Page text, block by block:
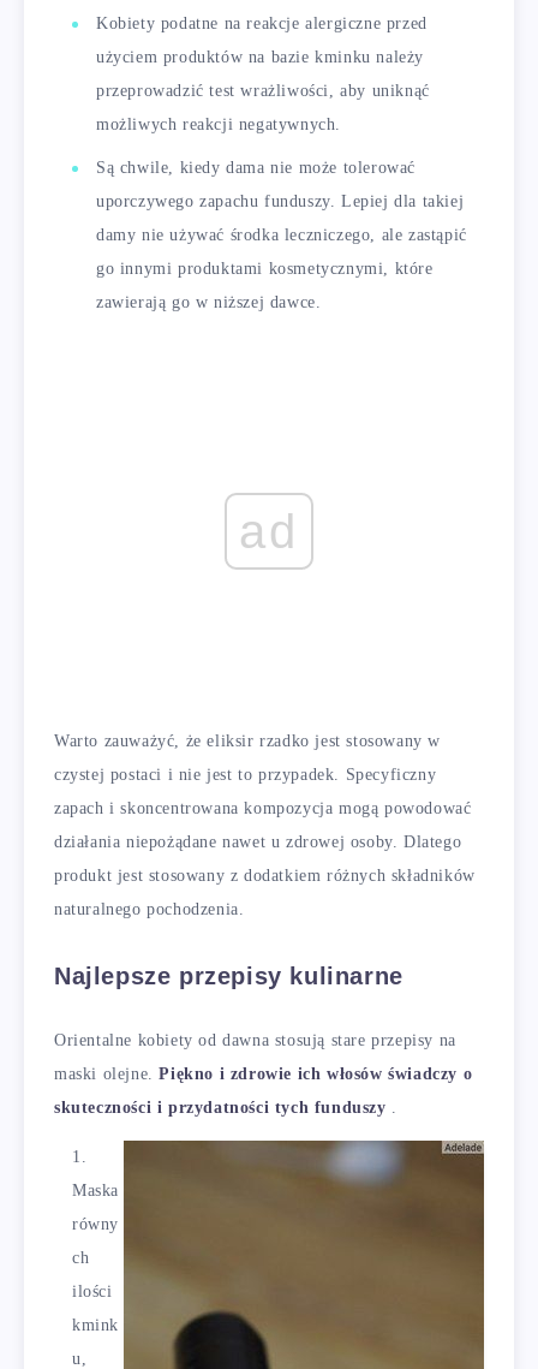
Kobiety podatne na reakcje alergiczne przed
użyciem produktów na bazie kminku należy
przeprowadzić test wrażliwości, aby uniknąć
możliwych reakcji negatywnych.
Są chwile, kiedy dama nie może tolerować
uporczywego zapachu funduszy. Lepiej dla takiej
damy nie używać środka leczniczego, ale zastąpić
go innymi produktami kosmetycznymi, które
zawierają go w niższej dawce.
ad
Warto zauważyć, że eliksir rzadko jest stosowany w
czystej postaci i nie jest to przypadek. Specyficzny
zapach i skoncentrowana kompozycja mogą powodować
działania niepożądane nawet u zdrowej osoby. Dlatego
produkt jest stosowany z dodatkiem różnych składników
naturalnego pochodzenia.
Najlepsze przepisy kulinarne
Orientalne kobiety od dawna stosują stare przepisy na
maski olejne.Piękno i zdrowie ich włosów świadczy o
skuteczności i przydatności tych funduszy
Maska
równy
ch
ilości
kmink
u,